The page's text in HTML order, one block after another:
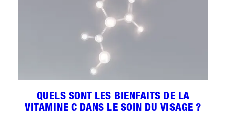
QUELS SONT LES BIENFAITS DE LA
VITAMINE C DANS LE SOIN DU VISAGE ?